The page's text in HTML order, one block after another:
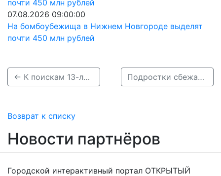
07.08.2026 09:00:00
На бомбоубежища в Нижнем Новгороде выделят
почти 450 млн рублей
← К поискам 13-летней Марии Ложкарёвой присоединились более 400 человек Подростки сбежали из реабилитационного центра в Балахне →
Возврат к списку
Новости партнёров
Городской интерактивный портал ОТКРЫТЫЙ